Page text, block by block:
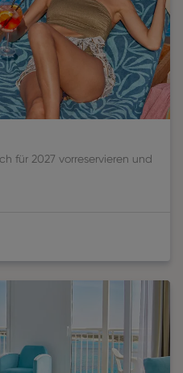
für 2027 vorreservieren und